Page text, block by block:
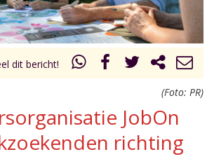
dit bericht!
(Foto: PR)
JobOn
richting